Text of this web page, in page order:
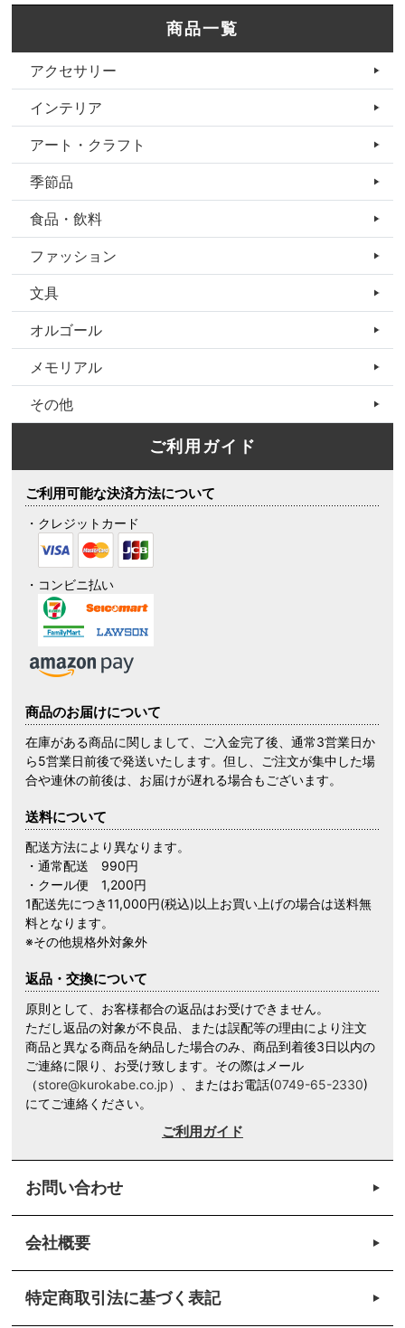
商品一覧
アクセサリー
インテリア
アート・クラフト
季節品
食品・飲料
ファッション
文具
オルゴール
メモリアル
その他
ご利用ガイド
ご利用可能な決済方法について
・クレジットカード
・コンビニ払い
商品のお届けについて
在庫がある商品に関しまして、ご入金完了後、通常3営業日か
ら5営業日前後で発送いたします。但し、ご注文が集中した場
合や連休の前後は、お届けが遅れる場合もございます。
送料について
配送方法により異なります。
・通常配送 990円
・クール便 1,200円
1配送先につき11,000円(税込)以上お買い上げの場合は送料無
料となります。
※その他規格外対象外
返品・交換について
原則として、お客様都合の返品はお受けできません。
ただし返品の対象が不良品、または誤配等の理由により注文
商品と異なる商品を納品した場合のみ、商品到着後3日以内の
ご連絡に限り、お受け致します。その際はメール
（store@kurokabe.co.jp）、またはお電話(0749-65-2330)
にてご連絡ください。
ご利用ガイド
お問い合わせ
会社概要
特定商取引法に基づく表記